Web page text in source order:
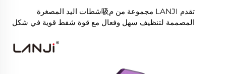
تقدم LANJI مجموعة من م吸شطات اليد المصغرة
المصممة لتنظيف سهل وفعال مع قوة شفط قوية في شكل